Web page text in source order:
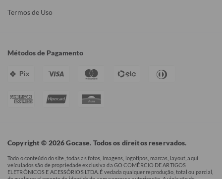
Termos de Uso
Métodos de Pagamento
Pix
Copyright © 2026 Gocase. Todos os direitos reservados.
Todo o conteúdo do site, todas as fotos, imagens, logotipos, marcas, layout, aqui
veículados são de propriedade exclusiva da GO COMÉRCIO DE ARTIGOS
ELETRÔNICOS E ACESSÓRIOS LTDA. É vedada qualquer reprodução, total ou parcial,